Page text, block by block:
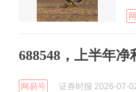
688548，上半年
网易号 证券时报 2026-07-